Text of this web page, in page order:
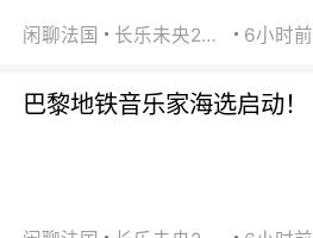
闲聊法国 长乐未央2015 6小时前
巴黎地铁音乐家海选启动！